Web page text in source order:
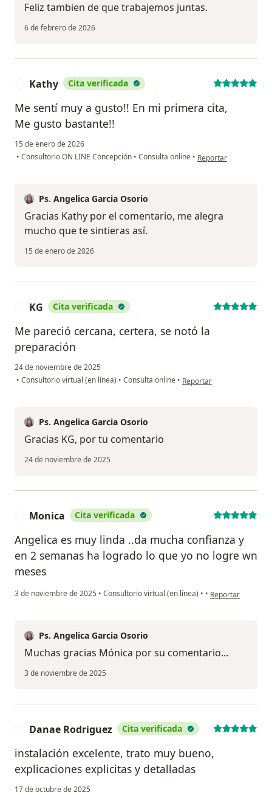
Feliz tambien de que trabajemos juntas.
6 de febrero de 2026
Kathy Cita verificada
Me sentí muy a gusto!! En mi primera cita,
Me gusto bastante!!
15 de enero de 2026
• Consultorio ON LINE Concepción • Consulta online • en opinión del
Reportar
Ps. Angelica Garcia Osorio
Gracias Kathy por el comentario, me alegra
mucho que te sintieras así.
15 de enero de 2026
KG Cita verificada
Me pareció cercana, certera, se notó la
preparación
24 de noviembre de 2025
• Consultorio virtual (en línea) • Consulta online • en opinión del usuario KG
Reportar
Ps. Angelica Garcia Osorio
Gracias KG, por tu comentario
24 de noviembre de 2025
Monica Cita verificada
Angelica es muy linda ..da mucha confianza y
en 2 semanas ha logrado lo que yo no logre wn
meses
3 de noviembre de 2025 • Consultorio virtual (en línea) • • en opinión del
Reportar
Ps. Angelica Garcia Osorio
Muchas gracias Mónica por su comentario...
3 de noviembre de 2025
Danae Rodriguez Cita verificada
instalación excelente, trato muy bueno,
explicaciones explicitas y detalladas
17 de octubre de 2025